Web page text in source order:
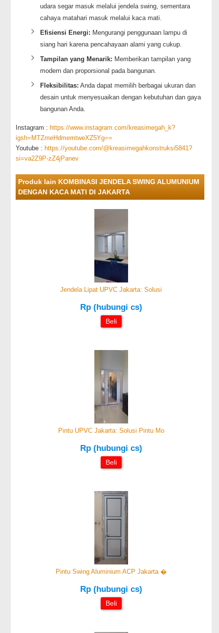
udara segar masuk melalui jendela swing, sementara
cahaya matahari masuk melalui kaca mati.
Efisiensi Energi: Mengurangi penggunaan lampu di
siang hari karena pencahayaan alami yang cukup.
Tampilan yang Menarik: Memberikan tampilan yang
modern dan proporsional pada bangunan.
Fleksibilitas: Anda dapat memilih berbagai ukuran dan
desain untuk menyesuaikan dengan kebutuhan dan gaya
bangunan Anda.
Instagram : https://www.instagram.com/kreasimegah_k?
igsh=MTZmeHdmemtweXZ5Yg==
Youtube : https://youtube.com/@kreasimegahkonstruksi5841?
si=va2Z9P-zZ4jPanev
Produk lain KOMBINASI JENDELA SWING ALUMUNIUM
DENGAN KACA MATI DI JAKARTA
Jendela Lipat UPVC Jakarta: Solusi
Rp (hubungi cs)
Beli
Pintu UPVC Jakarta: Solusi Pintu Mo
Rp (hubungi cs)
Beli
Pintu Swing Aluminium ACP Jakarta �
Rp (hubungi cs)
Beli